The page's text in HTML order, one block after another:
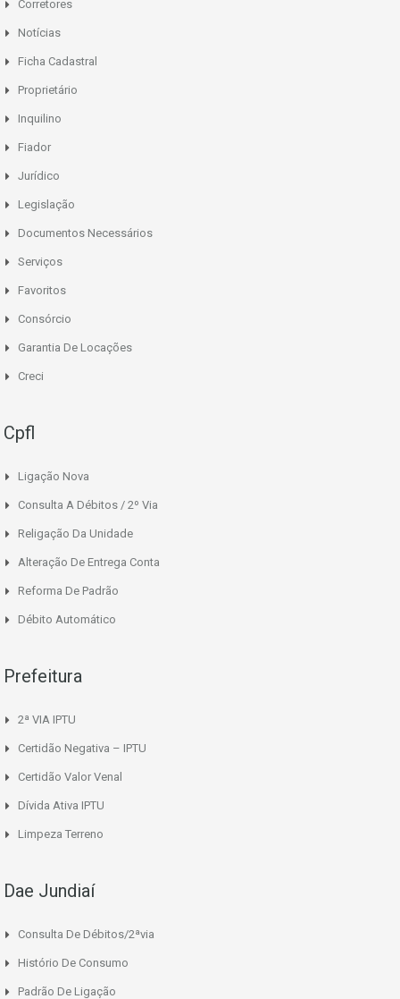
Corretores
Notícias
Ficha Cadastral
Proprietário
Inquilino
Fiador
Jurídico
Legislação
Documentos Necessários
Serviços
Favoritos
Consórcio
Garantia De Locações
Creci
Cpfl
Ligação Nova
Consulta A Débitos / 2º Via
Religação Da Unidade
Alteração De Entrega Conta
Reforma De Padrão
Débito Automático
Prefeitura
2ª VIA IPTU
Certidão Negativa – IPTU
Certidão Valor Venal
Dívida Ativa IPTU
Limpeza Terreno
Dae Jundiaí
Consulta De Débitos/2ªvia
Histório De Consumo
Padrão De Ligação